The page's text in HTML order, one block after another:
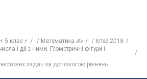
⚡ 5 клас ⚡ Математика ✍
Істер 2018
і дії з ними. Геометричні фігури і
задач за допомогою рівнянь